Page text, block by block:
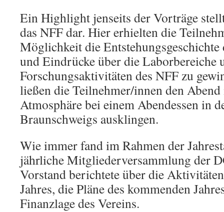
Ein Highlight jenseits der Vorträge
das NFF dar. Hier erhielten die
Möglichkeit die Entstehungsgeschichte
und Eindrücke über die Laborbereiche
Forschungsaktivitäten des NFF zu
ließen die Teilnehmer/innen den
Atmosphäre bei einem Abendessen in
Braunschweigs ausklingen.
Wie immer fand im Rahmen der
jährliche Mitglieder­ver­sammlung der
Vorstand berichtete über die
Jahres, die Pläne des kommenden
Finanzlage des Vereins.